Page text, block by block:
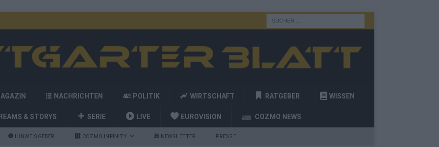
NACHRICHTEN POLITIK WIRTSCHAFT RATGEBER WISSEN
& STORYS SERIE LIVE EUROVISION COZMO NEWS
HINWEISGEBER COZMO INFINITY NEWSLETTER PRESSE